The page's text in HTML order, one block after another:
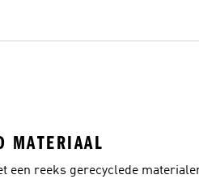
MATERIAAL
een reeks gerecyclede